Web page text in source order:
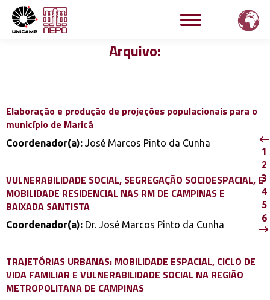
Arquivo:
Elaboração e produção de projeções populacionais para o
município de Maricá
Coordenador(a): José Marcos Pinto da Cunha
VULNERABILIDADE SOCIAL, SEGREGAÇÃO SOCIOESPACIAL, E
MOBILIDADE RESIDENCIAL NAS RM DE CAMPINAS E
BAIXADA SANTISTA
Coordenador(a): Dr. José Marcos Pinto da Cunha
TRAJETÓRIAS URBANAS: MOBILIDADE ESPACIAL, CICLO DE
VIDA FAMILIAR E VULNERABILIDADE SOCIAL NA REGIÃO
METROPOLITANA DE CAMPINAS
1
2
3
4
5
6